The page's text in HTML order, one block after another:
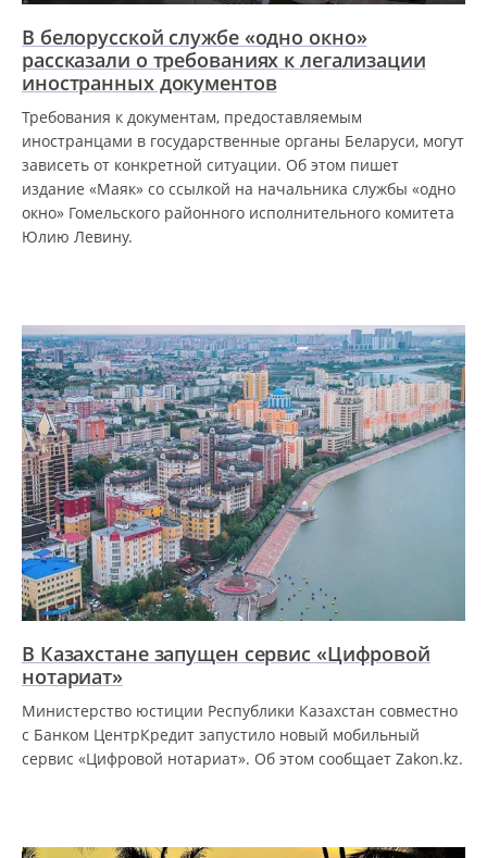
В белорусской службе «одно окно»
рассказали о требованиях к легализации
иностранных документов
Требования к документам, предоставляемым
иностранцами в государственные органы Беларуси, могут
зависеть от конкретной ситуации. Об этом пишет
издание «Маяк» со ссылкой на начальника службы «одно
окно» Гомельского районного исполнительного комитета
Юлию Левину.
В Казахстане запущен сервис «Цифровой
нотариат»
Министерство юстиции Республики Казахстан совместно
с Банком ЦентрКредит запустило новый мобильный
сервис «Цифровой нотариат». Об этом сообщает Zakon.kz.